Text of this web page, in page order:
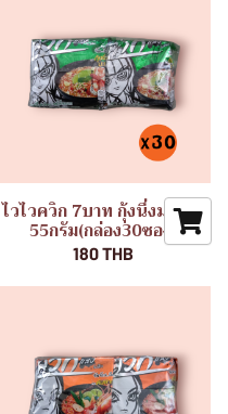
ไวไวควิก 7บาท กุ้งนึ่งมะนาว
55กรัม(กล่อง30ซอง)
180 THB